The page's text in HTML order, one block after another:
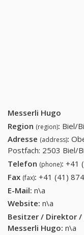
Messerli Hugo
Region (region): Biel/
Adresse (address):
Postfach: 2503 Biel/
Telefon (phone): +41
Fax (fax): +41 (41)
E-Mail: n\a
Website: n\a
Besitzer / Direktor /
Messerli Hugo: n\a